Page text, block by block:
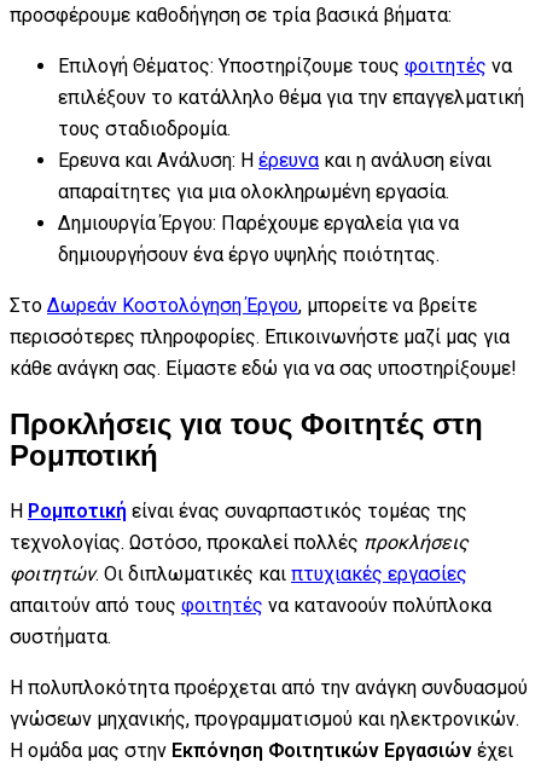
προσφέρουμε καθοδήγηση σε τρία βασικά βήματα:
Επιλογή Θέματος: Υποστηρίζουμε τους φοιτητές να
επιλέξουν το κατάλληλο θέμα για την επαγγελματική
τους σταδιοδρομία.
Ερευνα και Ανάλυση: Η έρευνακαι η ανάλυση είναι
απαραίτητες για μια ολοκληρωμένη εργασία.
Δημιουργία Έργου: Παρέχουμε εργαλεία για να
δημιουργήσουν ένα έργο υψηλής ποιότητας.
Στο Δωρεάν Κοστολόγηση Έργου, μπορείτε να βρείτε
περισσότερες πληροφορίες. Επικοινωνήστε μαζί μας για
κάθε ανάγκη σας. Είμαστε εδώ για να σας υποστηρίξουμε!
Προκλήσεις για τους Φοιτητές στη
Ρομποτική
Η Ρομποτική είναι ένας συναρπαστικός τομέας της
τεχνολογίας. Ωστόσο, προκαλεί πολλές προκλήσεις
φοιτητών. Οι διπλωματικές και πτυχιακές εργασίες
απαιτούν από τους φοιτητές να κατανοούν πολύπλοκα
συστήματα.
Η πολυπλοκότητα προέρχεται από την ανάγκη συνδυασμού
γνώσεων μηχανικής, προγραμματισμού και ηλεκτρονικών.
Η ομάδα μας στην Εκπόνηση Φοιτητικών Εργασιών έχει